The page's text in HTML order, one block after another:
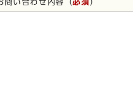
問い合わせ内容（必須）